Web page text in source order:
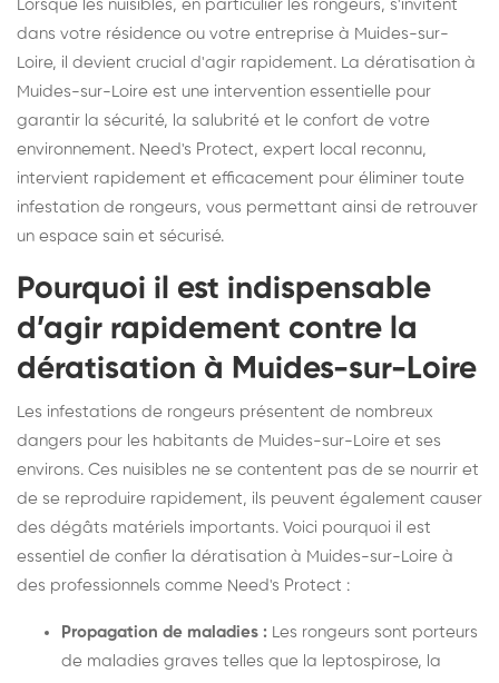
Lorsque les nuisibles, en particulier les rongeurs, s'invitent
dans votre résidence ou votre entreprise à Muides-sur-
Loire, il devient crucial d'agir rapidement. La dératisation à
Muides-sur-Loire est une intervention essentielle pour
garantir la sécurité, la salubrité et le confort de votre
environnement. Need's Protect, expert local reconnu,
intervient rapidement et efficacement pour éliminer toute
infestation de rongeurs, vous permettant ainsi de retrouver
un espace sain et sécurisé.
Pourquoi il est indispensable
d’agir rapidement contre la
dératisation à Muides-sur-Loire
Les infestations de rongeurs présentent de nombreux
dangers pour les habitants de Muides-sur-Loire et ses
environs. Ces nuisibles ne se contentent pas de se nourrir et
de se reproduire rapidement, ils peuvent également causer
des dégâts matériels importants. Voici pourquoi il est
essentiel de confier la dératisation à Muides-sur-Loire à
des professionnels comme Need's Protect :
Propagation de maladies : Les rongeurs sont porteurs
de maladies graves telles que la leptospirose, la